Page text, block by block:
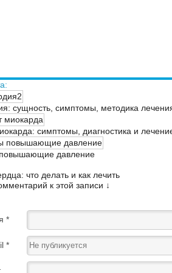
сущность, симптомы, методика
симптомы, диагностика и
давление
что делать и как лечить
к этой записи ↓
*
*